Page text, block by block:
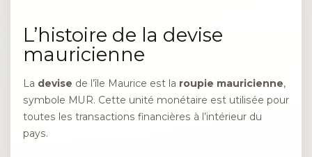
L’histoire de la devise
mauricienne
La devise de l’île Maurice est la roupie mauricienne,
symbole MUR. Cette unité monétaire est utilisée pour
toutes les transactions financières à l’intérieur du
pays.